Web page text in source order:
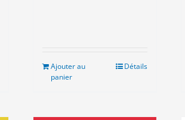
Ajouter au
panier
Détails